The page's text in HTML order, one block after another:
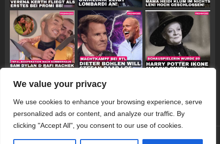
We value your privacy
We use cookies to enhance your browsing experience, serve
personalized ads or content, and analyze our traffic. By
clicking "Accept All", you consent to our use of cookies.
Follow on Instagram